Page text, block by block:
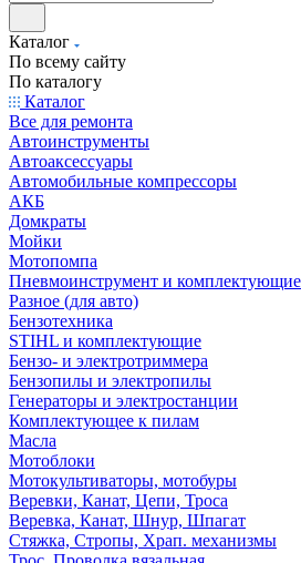
Каталог
По всему сайту
По каталогу
Каталог
Все для ремонта
Автоинструменты
Автоаксессуары
Автомобильные компрессоры
АКБ
Домкраты
Мойки
Мотопомпа
Пневмоинструмент и комплектующие
Разное (для авто)
Бензотехника
STIHL и комплектующие
Бензо- и электротриммера
Бензопилы и электропилы
Генераторы и электростанции
Комплектующее к пилам
Масла
Мотоблоки
Мотокультиваторы, мотобуры
Веревки, Канат, Цепи, Троса
Веревка, Канат, Шнур, Шпагат
Стяжка, Стропы, Храп. механизмы